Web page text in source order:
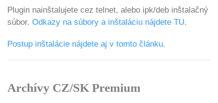
Plugin nainštalujete cez telnet, alebo ipk/deb inštalačný
súbor. Odkazy na súbory a inštaláciu nájdete TU.
Postup inštalácie nájdete aj v tomto článku.
Archívy CZ/SK Premium